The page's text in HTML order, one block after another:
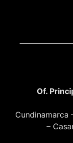
Of.
Cundinamarca
–